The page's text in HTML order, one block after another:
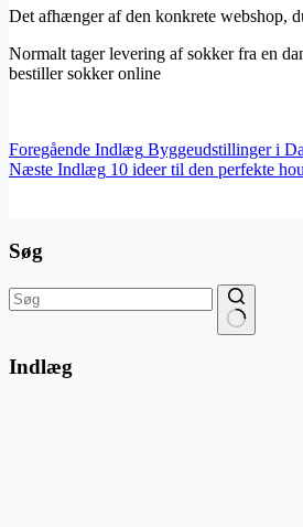
Det afhænger af den konkrete webshop,
Normalt tager levering af sokker fra en
bestiller sokker online
Foregående Indlæg Byggeudstillinger i
Næste Indlæg 10 ideer til den perfekte
Søg
resultater
Indlæg